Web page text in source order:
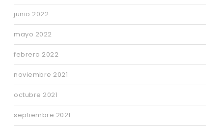
junio 2022
mayo 2022
febrero 2022
noviembre 2021
octubre 2021
septiembre 2021